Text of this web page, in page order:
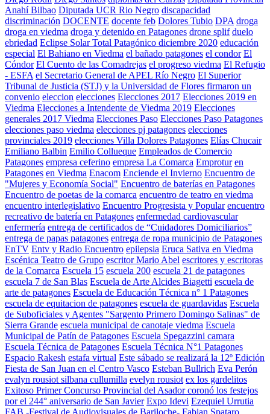
Anahí Bilbao Diputada UCR Rio Negro discapacidad
discriminación DOCENTE docente feb Dolores Tubio DPA droga
droga en viedma droga y detenido en Patagones drone splif duelo
ebriedad Eclipse Solar Total Patagónico diciembre 2020 educación
especial El Bahiano en Viedma el bañado patagones el condor El
Cóndor El Cuento de las Comadrejas el progreso viedma El Refugio
- ESFA el Secretario General de APEL Río Negro El Superior
Tribunal de Justicia (STJ) y la Universidad de Flores firmaron un
convenio eleccion elecciones Elecciones 2017 Elecciones 2019 en
Viedma Elecciones a Intendente de Viedma 2019 Elecciones
generales 2017 Viedma Elecciones Paso Elecciones Paso Patagones
elecciones paso viedma elecciones pj patagones elecciones
provinciales 2019 elecciones Villa Dolores Patagones Elías Chucair
Emiliano Balbin Emilio Collueque Empleados de Comercio
Patagones empresa ceferino empresa La Comarca Emprotur en
Patagones en Viedma Enacom Enciende el Invierno Encuentro de
"Mujeres y Economía Social" Encuentro de baterías en Patagones
Encuentro de poetas de la comarca encuentro de teatro en viedma
encuentro interlegislativo Encuentro Progresista y Popular encuentro
recreativo de batería en Patagones enfermedad cardiovascular
enfermería entrega de certificados de “Cuidadores Domiciliarios”
entrega de papas patagones entrega de ropa municipio de Patagones
EnTV Entv y Radio Encuentro epilepsia Eruca Sativa en Viedma
Escénica Teatro de Grupo escritor Mario Abel escritores y escritoras
de la Comarca Escuela 15 escuela 200 escuela 21 de patagones
escuela 7 de San Blas Escuela de Arte Alcides Biagetti escuela de
arte de patagones Escuela de Educación Técnica n° 1 Patagones
escuela de equitacion de patagones escuela de guardavidas Escuela
de Suboficiales y Agentes "Sargento Primero Domingo Salinas" de
Sierra Grande escuela municipal de canotaje viedma Escuela
Municipal de Patín de Patagones Escuela Spegazzini camara
Escuela Técnica de Patagones Escuela Técnica N°1 Patagones
Espacio Rakesh estafa virtual Este sábado se realizará la 12º Edición
Fiesta de San Juan en el Centro Vasco Esteban Bullrich Eva Perón
evalyn rousiot silbana cullumilla evelyn rousiot ex los gardelitos
Exitoso Primer Concurso Provincial del Asador coronó los festejos
por el 244° aniversario de San Javier Expo Idevi Ezequiel Urrutia
FAB -Festival de Audiovisuales de Bariloche- Fabian Spataro